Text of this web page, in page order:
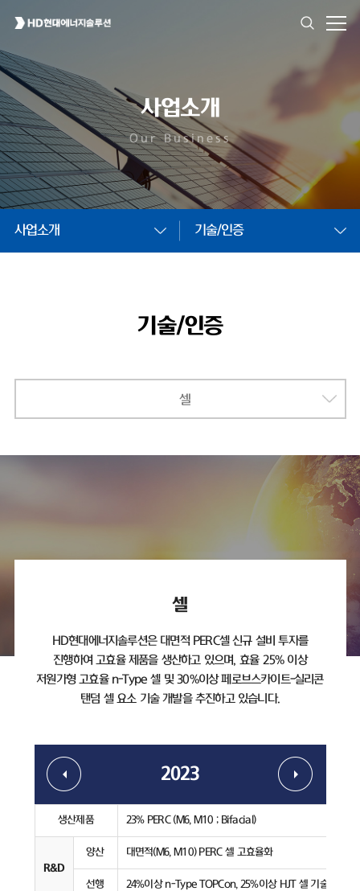
사업소개
Our Business
사업소개 기술/인증
기술/인증
셀
셀
HD현대에너지솔루션은 대면적 PERC셀 신규 설비 투자를
진행하여 고효율 제품을 생산하고 있으며, 효율 25% 이상
저원가형 고효율 n-Type 셀 및 30%이상 페로브스카이트-실리콘
탠덤 셀 요소 기술 개발을 추진하고 있습니다.
2023
생산제품 23% PERC (M6, M10 ; Bifacial)
R&D
양산 대면적(M6, M10) PERC 셀 고효율화
선행 24%이상 n-Type TOPCon, 25%이상 HJT 셀 기술 개발